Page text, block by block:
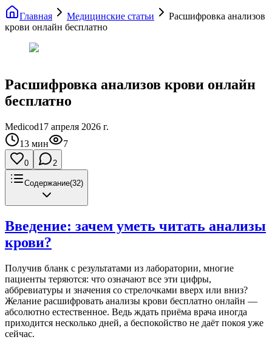
Главная Медицинские статьи
Расшифровка анализов
крови онлайн бесплатно
Расшифровка анализов крови онлайн
бесплатно
Medicod17 апреля 2026 г.
13 мин 7
0 2
Содержание(32)
Введение: зачем уметь читать анализы
крови?
Получив бланк с результатами из лаборатории, многие
пациенты теряются: что означают все эти цифры,
аббревиатуры и значения со стрелочками вверх или вниз?
Желание расшифровать анализы крови бесплатно онлайн —
абсолютно естественное. Ведь ждать приёма врача иногда
приходится несколько дней, а беспокойство не даёт покоя уже
сейчас.